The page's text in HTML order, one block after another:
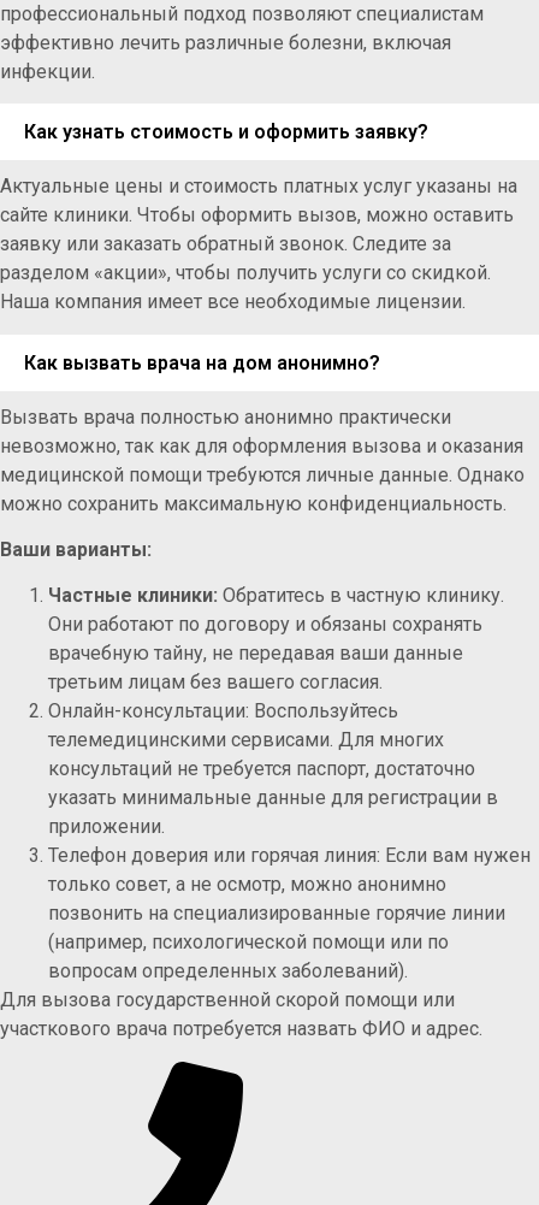
профессиональный подход позволяют специалистам
эффективно лечить различные болезни, включая
инфекции.
Как узнать стоимость и оформить заявку?
Актуальные цены и стоимость платных услуг указаны на
сайте клиники. Чтобы оформить вызов, можно оставить
заявку или заказать обратный звонок. Следите за
разделом «акции», чтобы получить услуги со скидкой.
Наша компания имеет все необходимые лицензии.
Как вызвать врача на дом анонимно?
Вызвать врача полностью анонимно практически
невозможно, так как для оформления вызова и оказания
медицинской помощи требуются личные данные. Однако
можно сохранить максимальную конфиденциальность.
Ваши варианты:
Частные клиники: Обратитесь в частную клинику.
Они работают по договору и обязаны сохранять
врачебную тайну, не передавая ваши данные
третьим лицам без вашего согласия.
Онлайн-консультации: Воспользуйтесь
телемедицинскими сервисами. Для многих
консультаций не требуется паспорт, достаточно
указать минимальные данные для регистрации в
приложении.
Телефон доверия или горячая линия: Если вам нужен
только совет, а не осмотр, можно анонимно
позвонить на специализированные горячие линии
(например, психологической помощи или по
вопросам определенных заболеваний).
Для вызова государственной скорой помощи или
участкового врача потребуется назвать ФИО и адрес.